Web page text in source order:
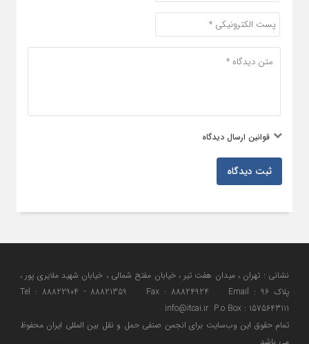
قوانین ارسال دیدگاه
ثبت دیدگاه
نشانی : تهران ، میدان هفت تیر ، خیابان مفتح شمالی ، خیابان شهید ملایری پور ،
پلاک 96 Tel : 88822904 - 88821359 Fax : 88824924 Email :
info@itcai.ir P.o Box : 1575643111
تمام حقوق اين وب‌سايت برای انجمن صنفی حمل و نقل بین المللی ایران محفوظ